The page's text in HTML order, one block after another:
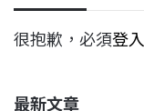
很抱歉，必須登入
最新文章